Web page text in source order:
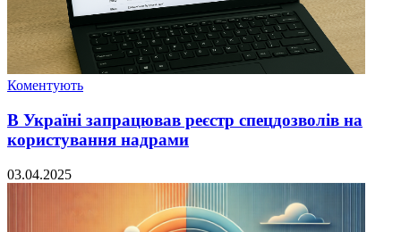
Коментують
В Україні запрацював реєстр спецдозволів на
користування надрами
03.04.2025